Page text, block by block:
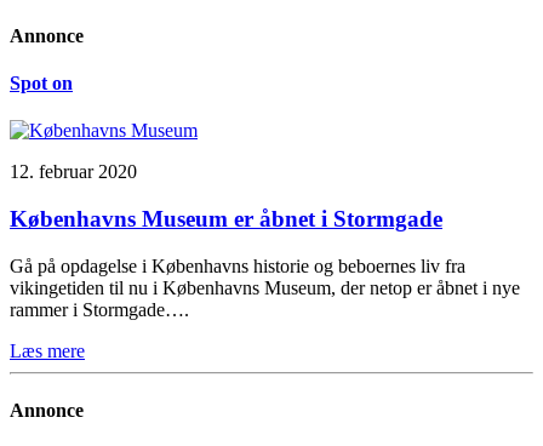
Annonce
Spot on
12. februar 2020
Københavns Museum er åbnet i Stormgade
Gå på opdagelse i Københavns historie og beboernes liv fra
vikingetiden til nu i Københavns Museum, der netop er åbnet i nye
rammer i Stormgade….
Læs mere
Annonce